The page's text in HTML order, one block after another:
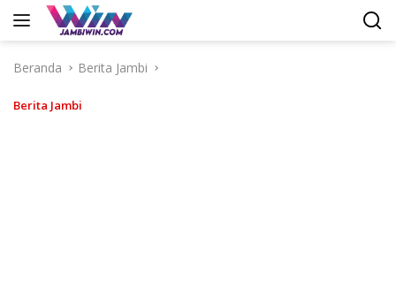
Langsung
Beranda
Berita Jambi
Berita Jambi